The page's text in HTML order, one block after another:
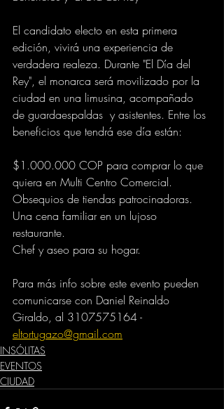
El candidato electo en esta primera
edición, vivirá una experiencia de
verdadera realeza. Durante "El Día del
Rey", el monarca será movilizado por la
ciudad en una limusina, acompañado
de guardaespaldas  y asistentes. Entre los
beneficios que tendrá ese día están:
$1.000.000 COP para comprar lo que
quiera en Multi Centro Comercial.
Obsequios de tiendas patrocinadoras.
Una cena familiar en un lujoso
restaurante.
Chef y aseo para su hogar.
Para más info sobre este evento pueden
comunicarse con Daniel Reinaldo
Giraldo, al 3107575164 -
eltortugazo@gmail.com
INSÓLITAS
EVENTOS
CIUDAD